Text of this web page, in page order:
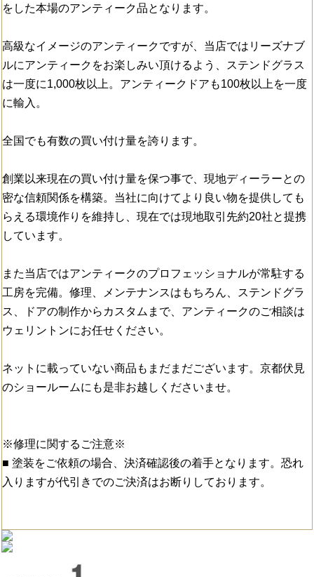
をした本場のアンティーク品となります。
高級なイメージのアンティークですが、当店ではリーズナブ
ルにアンティークをお楽しみい頂けるよう、ステンドグラス
は一度に1,000枚以上。アンティークドアも100枚以上を一度
に輸入。
全国でも有数の買い付け量を誇ります。
創業以来現在の買い付け量を保つ事で、現地ディーラーとの
密な信頼関係を構築。当社に向けてより良い物を提供しても
らえる環境作りを維持し、現在では現地取引先約20社と提携
しています。
また当店ではアンティークのプロフェッショナルが常駐する
工房を完備。修理、メンテナンスはもちろん、ステンドグラ
ス、ドアの制作からカスタムまで、アンティークのご相談は
ウェリントンにお任せください。
ネットに載っていない商品もまだまだございます。京都伏見
のショールームにも是非お越しくださいませ。
※修理に関するご注意※
■ 塗装をご依頼の場合、決済確認後の着手となります。恐れ
入りますが代引きでのご決済はお断りしております。